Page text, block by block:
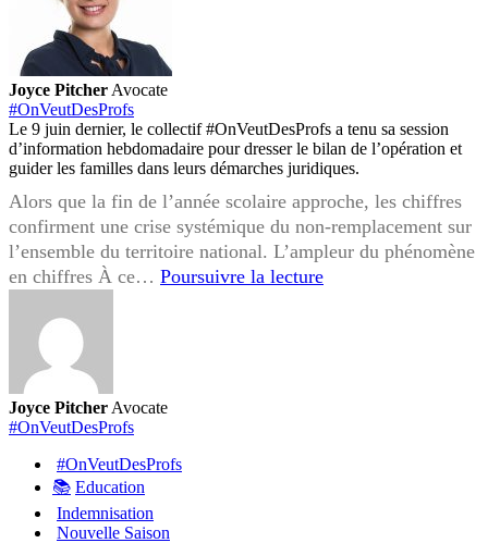
Joyce Pitcher Avocate
#OnVeutDesProfs
Le 9 juin dernier, le collectif #OnVeutDesProfs a tenu sa session
d’information hebdomadaire pour dresser le bilan de l’opération et
guider les familles dans leurs démarches juridiques.
Alors que la fin de l’année scolaire approche, les chiffres
confirment une crise systémique du non-remplacement sur
l’ensemble du territoire national. L’ampleur du phénomène
en chiffres À ce… Poursuivre la lectureMobilisation
Joyce Pitcher Avocate
#OnVeutDesProfs
#OnVeutDesProfs
📚 Education
Indemnisation
Nouvelle Saison